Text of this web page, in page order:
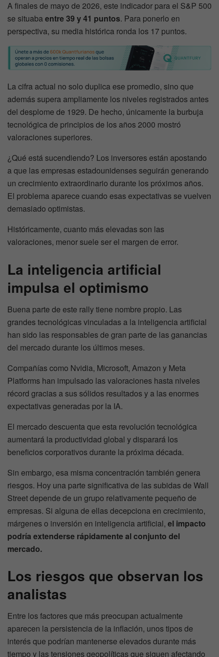
A finales de mayo de 2026, este indicador para el S&P 500
se situabaentre 39 y 41 puntos. Para ponerlo en
perspectiva, su media histórica ronda los 17 puntos.
La cifra actual no solo duplica ese promedio, sino que
además supera ampliamente los niveles registrados antes
del desplome de 1929. De hecho, únicamente la burbuja
tecnológica de principios de los años 2000 mostró
valoraciones superiores.
¿Qué está sucendiendo? Los inversores están apostando
a que las empresas estadounidenses seguirán generando
un crecimiento extraordinario durante los próximos años.
El problema aparece cuando esas expectativas se vuelven
demasiado optimistas.
Históricamente, cuanto más elevadas son las
valoraciones, menor suele ser el margen de error.
La inteligencia artificial
impulsa el optimismo
Buena parte de este rally tiene nombre propio. Las
grandes tecnológicas vinculadas a la inteligencia artificial
han sido las responsables de gran parte de las ganancias
del mercado durante los últimos meses.
Compañías como Nvidia, Microsoft, Amazon y Meta
Platforms han impulsado las valoraciones hasta niveles
récord gracias a sus sólidos resultados y a las enormes
expectativas generadas por la IA.
El mercado descuenta que esta revolución tecnológica
aumentará la productividad global y disparará los
beneficios corporativos durante la próxima década.
Sin embargo, esa misma concentración también genera
riesgos. Hoy una parte significativa de las subidas de Wall
Street depende de un grupo relativamente pequeño de
empresas. Si alguna de ellas decepciona en crecimiento,
márgenes o inversión en inteligencia artificial, el impacto
podría extenderse rápidamente al conjunto del
mercado.
Los riesgos que observan los
analistas
Entre los factores que más preocupan actualmente
aparecen la persistencia de la inflación, unos tipos de
interés que podrían mantenerse elevados durante más
tiempo y las tensiones geopolíticas que siguen afectando